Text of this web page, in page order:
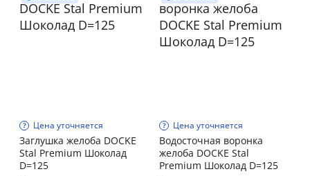
Цена уточняется
Заглушка желоба DOCKE
Stal Premium Шоколад
D=125
Цена уточняется
Водосточная воронка
желоба DOCKE Stal
Premium Шоколад D=125